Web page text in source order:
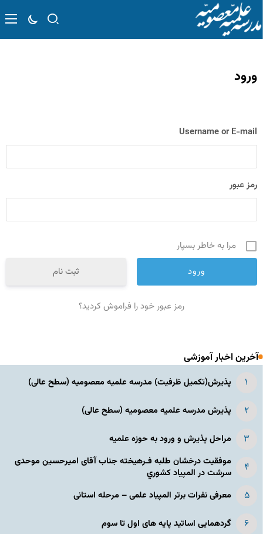
ورود
Username or E-mail
رمز عبور
مرا به خاطر بسپار
ثبت نام
رمز عبور خود را فراموش کردید؟
آخرین اخبار آموزشی
پذیرش(تکمیل ظرفیت) مدرسه علمیه معصومیه‌ (سطح عالی)
پذیرش مدرسه علمیه معصومیه‌ (سطح عالی)
مراحل پذیرش و ورود به حوزه علمیه
موفقیت درخشان طلبه فـرهیخته جناب آقای امیرحسین موحدی
سرشت در المپياد كشوري
معرفی نفرات برتر المپیاد علمی – مرحله استانی
گردهمایی اساتید پایه های اول تا سوم